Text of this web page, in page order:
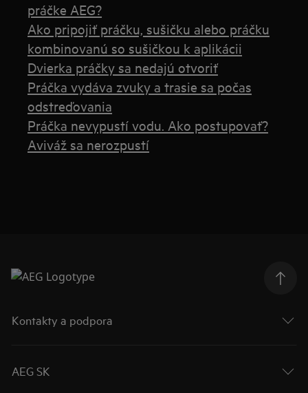
práčke AEG?
Ako pripojiť práčku, sušičku alebo práčku
kombinovanú so sušičkou k aplikácii
Dvierka práčky sa nedajú otvoriť
Práčka vydáva zvuky a trasie sa počas
odstreďovania
Práčka nevypustí vodu. Ako postupovať?
Aviváž sa nerozpustí
Kontakty a podpora
AEG SK